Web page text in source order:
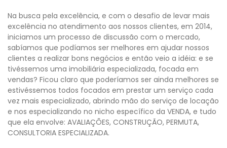
Na busca pela excelência, e com o desafio de levar mais
excelência no atendimento aos nossos clientes, em 2014,
iniciamos um processo de discussão com o mercado,
sabíamos que podíamos ser melhores em ajudar nossos
clientes a realizar bons negócios e então veio a idéia: e se
tivéssemos uma imobiliária especializada, focada em
vendas? Ficou claro que poderíamos ser ainda melhores se
estivéssemos todos focados em prestar um serviço cada
vez mais especializado, abrindo mão do serviço de locação
e nos especializando no nicho específico da VENDA, e tudo
que ela envolve: AVALIAÇÕES, CONSTRUÇÃO, PERMUTA,
CONSULTORIA ESPECIALIZADA.